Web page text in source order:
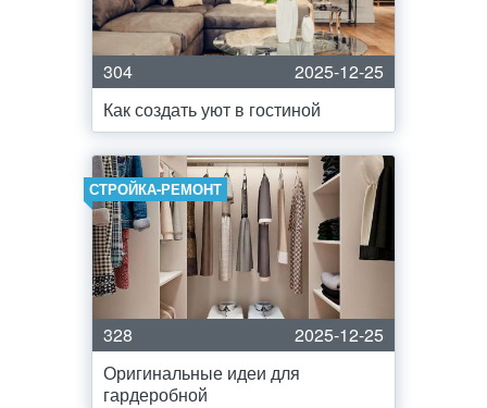
304
2025-12-25
Как создать уют в гостиной
СТРОЙКА-РЕМОНТ
328
2025-12-25
Оригинальные идеи для
гардеробной